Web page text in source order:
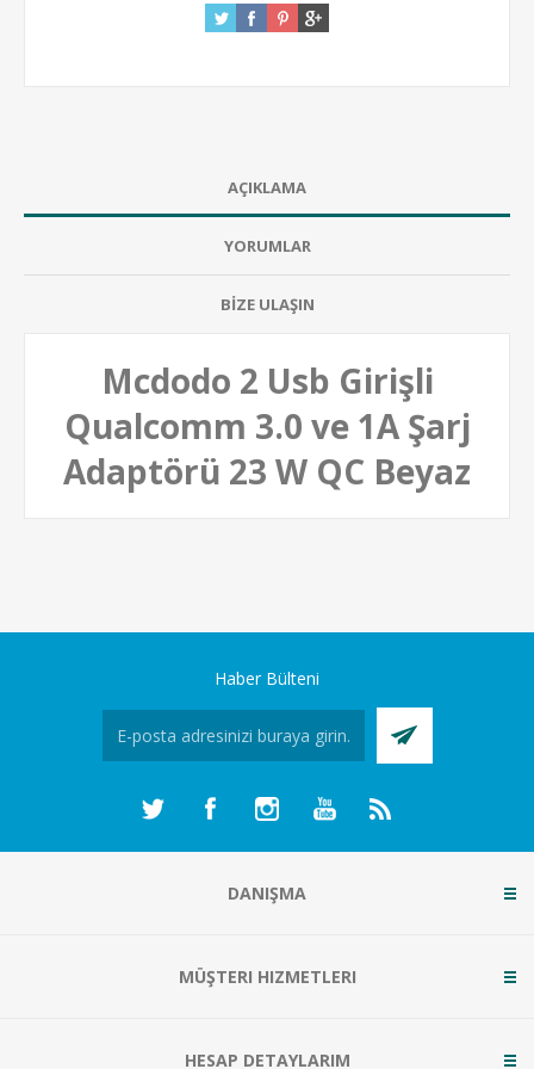
AÇIKLAMA
YORUMLAR
BİZE ULAŞIN
Mcdodo 2 Usb Girişli
Qualcomm 3.0 ve 1A Şarj
Adaptörü 23 W QC Beyaz
Haber Bülteni
DANIŞMA
MÜŞTERI HIZMETLERI
HESAP DETAYLARIM